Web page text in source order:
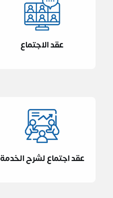
عقد الاجتماع
عقد اجتماع لشرح الخدمة